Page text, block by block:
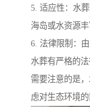
5. 适应性：水
海岛或水资源丰
6. 法律限制：
水葬有严格的法
需要注意的是
虑对生态环境的